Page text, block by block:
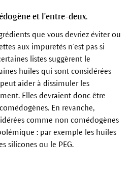
et l’entre-deux.
que vous devriez éviter ou
aux impuretés n’est pas si
listes suggèrent le
huiles qui sont considérées
aider à dissimuler les
Elles devraient donc être
En revanche,
comme non comédogènes
: par exemple les huiles
silicones ou le PEG.